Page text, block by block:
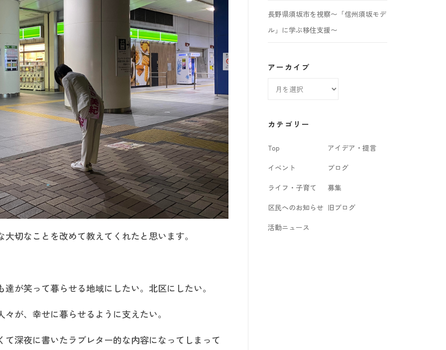
切なことを改めて教えてくれたと思います。
が笑って暮らせる地域にしたい。北区にしたい。
が、幸せに暮らせるように支えたい。
深夜に書いたラブレター的な内容になってしまって
長野県須坂市を視察〜「信州須坂モデ
ル」に学ぶ移住支援〜
アーカイブ
ブ
カテゴリー
Top
アイデア・提言
イベント
ブログ
ライフ・子育て
募集
区民へのお知らせ 旧ブログ
活動ニュース